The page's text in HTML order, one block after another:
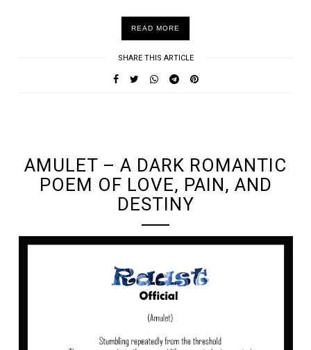
READ MORE
SHARE THIS ARTICLE
AMULET – A DARK ROMANTIC
POEM OF LOVE, PAIN, AND
DESTINY